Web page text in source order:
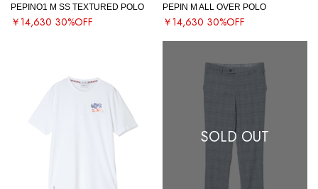
PEPINO1 M SS TEXTURED POLO
￥14,630 30%OFF
PEPIN M ALL OVER POLO
￥14,630 30%OFF
SOLD OUT